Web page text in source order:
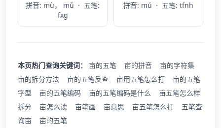
拼音: mù， mǔ · 五笔:
fxg
拼音: mú · 五笔: tfnh
本页热门查询关键词： 亩的五笔 亩的拼音
亩的字符集
亩的拆分方法
亩的五笔反查 亩用五笔怎么打
亩的五笔
字型
亩的五笔编码 亩的五笔编码是什么
亩五笔怎么样
拆分
亩怎么读 亩笔画 亩意思 亩五笔怎么打
五笔查
询亩
亩的五笔